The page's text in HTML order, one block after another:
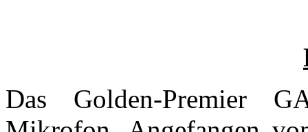
Das Golden-Premier